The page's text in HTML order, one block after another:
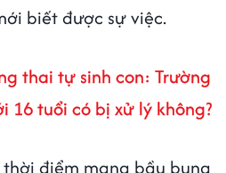
biết được sự việc.
thai tự sinh con: Trường
16 tuổi có bị xử lý không?
thời điểm mang bầu bụng